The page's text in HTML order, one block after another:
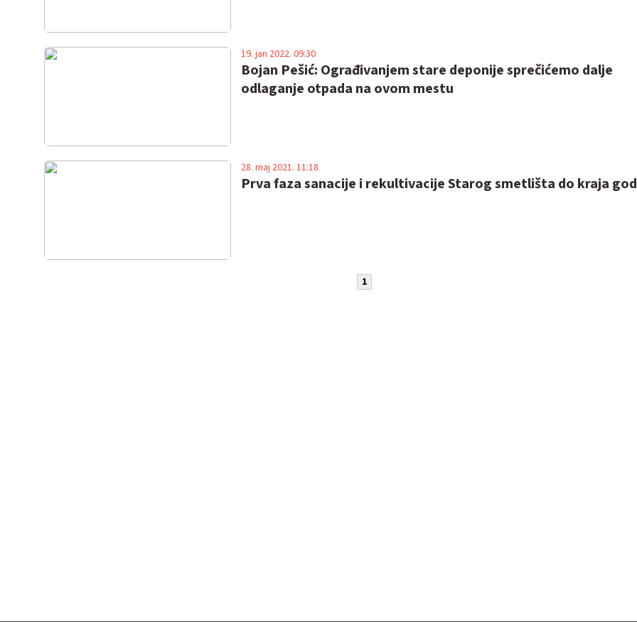
Bojan Pešić: Ograđivanjem stare deponije sprečićemo dalje
odlaganje otpada na ovom mestu
19. jan 2022. 09:30
Prva faza sanacije i rekultivacije Starog smetlišta do kraja
28. maj 2021. 11:18
1